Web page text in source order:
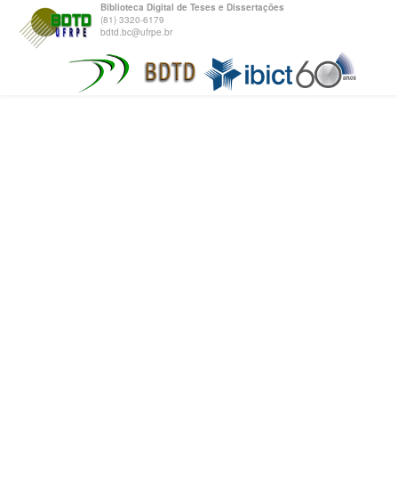
Biblioteca Digital de Teses e Dissertações
(81) 3320-6179
bdtd.bc@ufrpe.br